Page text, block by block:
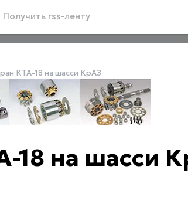
Получить rss-ленту
КТА-18 на шасси КрАЗ
18 на шасси